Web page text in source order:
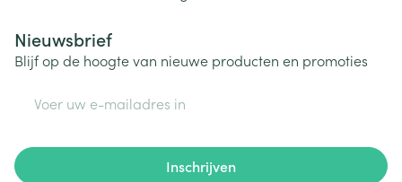
Nieuwsbrief
Blijf op de hoogte van nieuwe producten en promoties
Inschrijven